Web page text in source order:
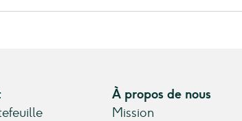
À propos de nous
Mission